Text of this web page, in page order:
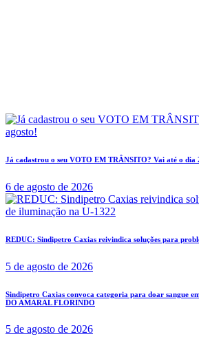
Já cadastrou o seu VOTO EM TRÂNSITO? Vai até o dia
6 de agosto de 2026
REDUC: Sindipetro Caxias reivindica soluções para
5 de agosto de 2026
Sindipetro Caxias convoca categoria para doar sangue
DO AMARAL FLORINDO
5 de agosto de 2026